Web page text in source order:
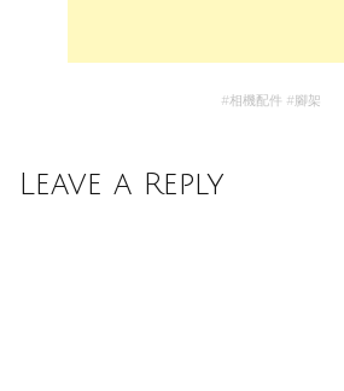
#相機配件 #腳架
Leave a Reply